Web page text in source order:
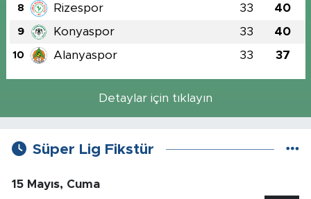
8 Rizespor 33 40
9 Konyaspor 33 40
10 Alanyaspor 33 37
Detaylar için tıklayın
Süper Lig Fikstür
15 Mayıs, Cuma